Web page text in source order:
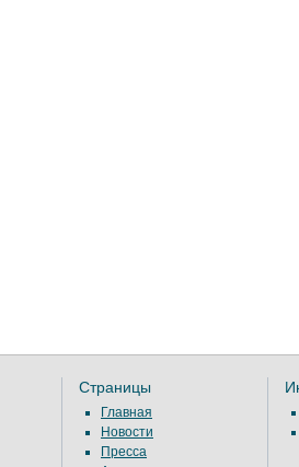
Страницы
Главная
Новости
Пресса